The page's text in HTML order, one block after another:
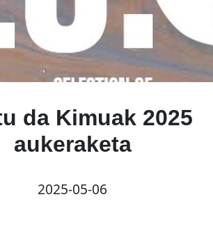
da Kimuak 2025
aukeraketa
2025-05-06